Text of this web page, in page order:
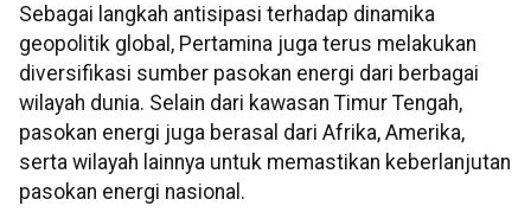
Sebagai langkah antisipasi terhadap dinamika
geopolitik global, Pertamina juga terus melakukan
diversifikasi sumber pasokan energi dari berbagai
wilayah dunia. Selain dari kawasan Timur Tengah,
pasokan energi juga berasal dari Afrika, Amerika,
serta wilayah lainnya untuk memastikan keberlanjutan
pasokan energi nasional.